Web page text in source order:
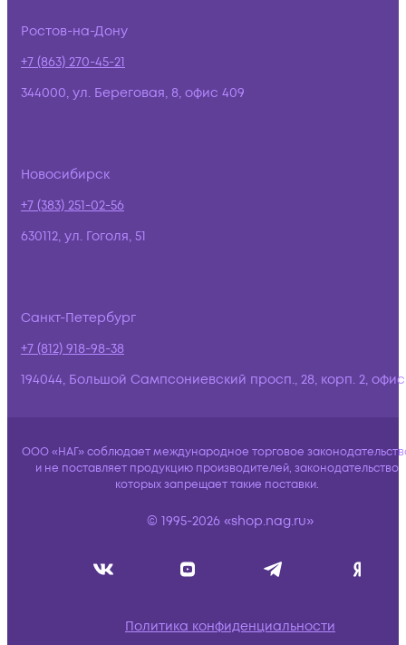
Ростов-на-Дону
+7 (863) 270-45-21
344000, ул. Береговая, 8, офис 409
Новосибирск
+7 (383) 251-02-56
630112, ул. Гоголя, 51
Санкт-Петербург
+7 (812) 918-98-38
194044, Большой Сампсониевский просп., 28, корп. 2,
ООО «НАГ» соблюдает международное торговое
и не поставляет продукцию производителей, законодательство
которых запрещает такие поставки.
© 1995-2026 «shop.nag.ru»
Политика конфиденциальности